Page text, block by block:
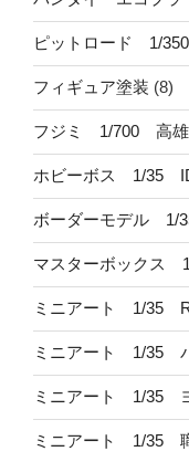
ピットロード 1/
フィギュア塗装 (8)
フジミ 1/700 高雄
ホビーボス 1/35
ボーダーモデル 1/
マスターボックス
ミニアート 1/35
ミニアート 1/35
ミニアート 1/35
ミニアート 1/35